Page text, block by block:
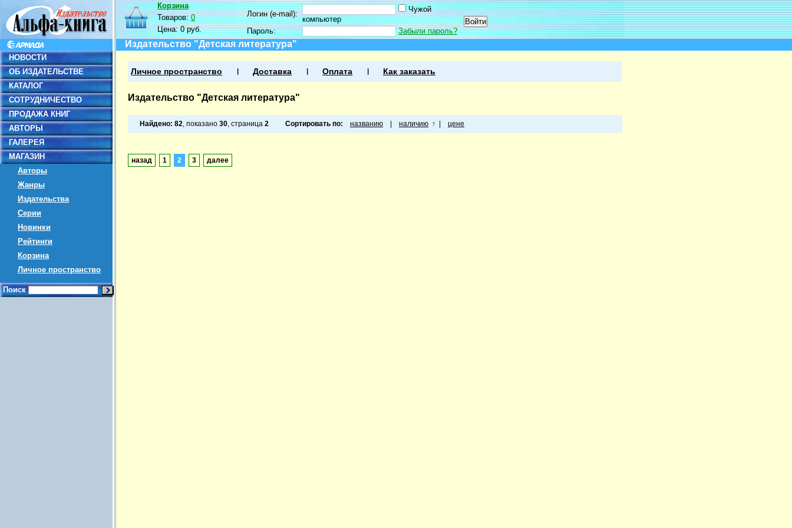
НОВОСТИ
ОБ ИЗДАТЕЛЬСТВЕ
КАТАЛОГ
СОТРУДНИЧЕСТВО
ПРОДАЖА КНИГ
АВТОРЫ
ГАЛЕРЕЯ
МАГАЗИН
Авторы
Жанры
Издательства
Серии
Новинки
Рейтинги
Корзина
Личное пространство
Поиск
Корзина
Товаров:0
Цена:0 руб.
Логин (e-mail):
Чужой
компьютер
Пароль:
Забыли пароль?
Издательство "Детская литература"
Личное пространство Доставка Оплата Как заказать
Издательство "Детская литература"
Найдено: 82, показано 30, страница 2 Сортировать по: названию наличию ↑ цене
назад 1 2 3 далее